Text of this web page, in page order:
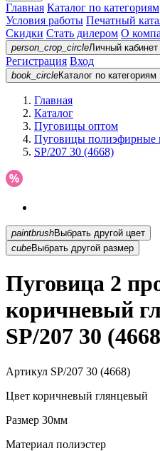
Главная Каталог по категориям
Условия работы Печатный
Скидки Стать дилером О
person_crop_circleЛичный кабинет
Регистрация Вход
book_circleКаталог по категориям
Главная
Каталог
Пуговицы оптом
Пуговицы полиэфирные
SP/207 30 (4668)
paintbrush
Выбрать другой цвет
cubeВыбрать другой размер
Пуговица 2
коричневый
SP/207 30
Артикул SP/207 30 (4668)
Цвет коричневый глянцевый
Размер 30мм
Материал полиэстер